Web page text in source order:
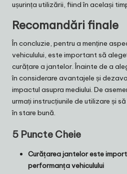
ușurința utilizării, fiind în același
Recomandări finale
În concluzie, pentru a menține
vehiculului, este important să
curățare a jantelor. Înainte de a
în considerare avantajele și
impactul asupra mediului. De
urmați instrucțiunile de utilizare și
în stare bună.
5 Puncte Cheie
Curățarea jantelor este
performanța vehiculului